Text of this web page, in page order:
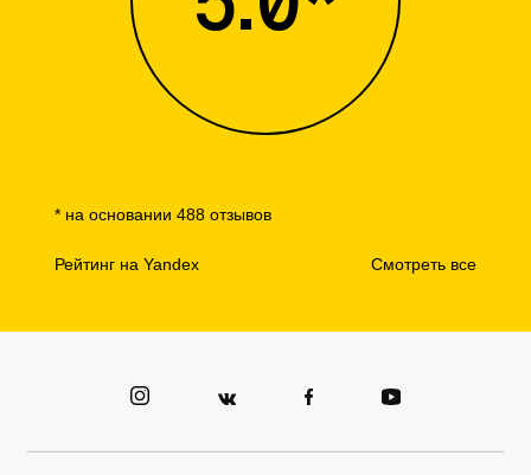
Рейтинг на Yandex Смотреть все
* на основании 488 отзывов